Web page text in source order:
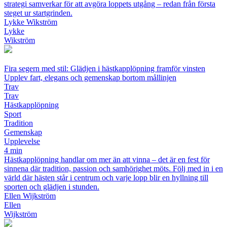
strategi samverkar för att avgöra loppets utgång – redan från första
steget ur startgrinden.
Lykke Wikström
Lykke
Wikström
Fira segern med stil: Glädjen i hästkapplöpning framför vinsten
Upplev fart, elegans och gemenskap bortom mållinjen
Trav
Trav
Hästkapplöpning
Sport
Tradition
Gemenskap
Upplevelse
4 min
Hästkapplöpning handlar om mer än att vinna – det är en fest för
sinnena där tradition, passion och samhörighet möts. Följ med in i en
värld där hästen står i centrum och varje lopp blir en hyllning till
sporten och glädjen i stunden.
Ellen Wijkström
Ellen
Wijkström